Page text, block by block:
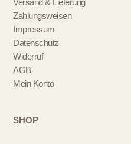
Versand & Lieferung
Zahlungsweisen
Impressum
Datenschutz
Widerruf
AGB
Mein Konto
SHOP